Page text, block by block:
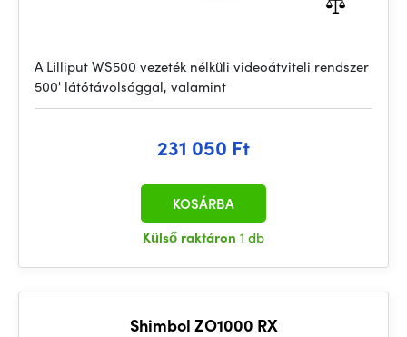
A Lilliput WS500 vezeték nélküli videoátviteli rendszer
500' látótávolsággal, valamint
231 050 Ft
Külső raktáron 1 db
KOSÁRBA
Shimbol ZO1000 RX